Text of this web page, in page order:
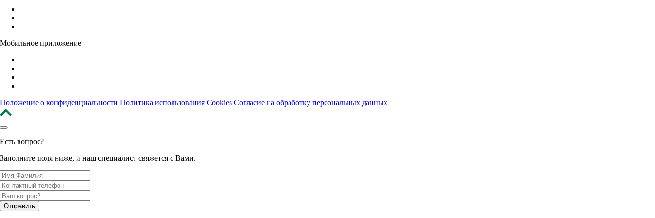
Мобильное приложение
Положение о конфиденциальности Политика использования Cookies Согласие на обработку персональных данных
Есть вопрос?
Заполните поля ниже, и наш специалист свяжется с Вами.
Отправить